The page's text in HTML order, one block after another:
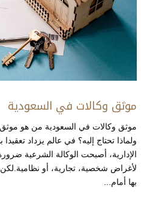
موثق وكالات في السعودية
موثق وكالات في السعودية من هو موثق
ولماذا تحتاج إليه؟ في عالم يزداد تعقيدا
الإدارية، أصبحت الوكالة الشرعية
لأغراض شخصية، تجارية، أو
بها أمام...